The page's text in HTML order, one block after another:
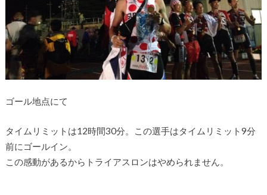
ゴール地点にて
タイムリミットは12時間30分。この選手はタイムリミット9分
前にゴールイン。
この感動があるからトライアスロンはやめられません。